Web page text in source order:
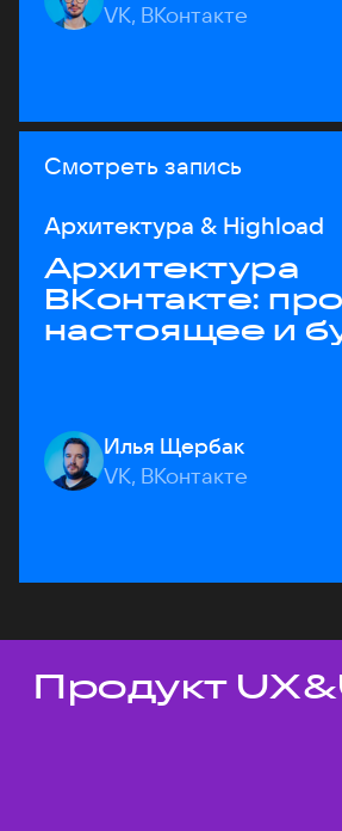
VK, ВКонтакте
Смотреть запись
Архитектура & Highload
Архитектура
ВКонтакте:
настоящее и
Илья Щербак
VK, ВКонтакте
Темы докладов
Продукт